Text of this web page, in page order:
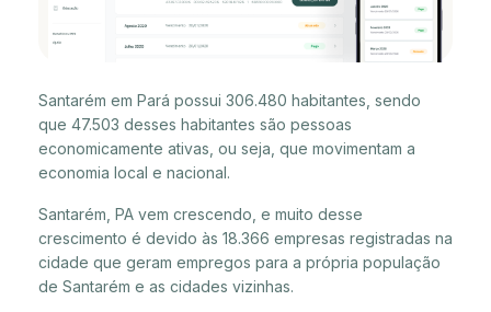
Santarém em Pará possui 306.480 habitantes, sendo
que 47.503 desses habitantes são pessoas
economicamente ativas, ou seja, que movimentam a
economia local e nacional.
Santarém, PA vem crescendo, e muito desse
crescimento é devido às 18.366 empresas registradas na
cidade que geram empregos para a própria população
de Santarém e as cidades vizinhas.